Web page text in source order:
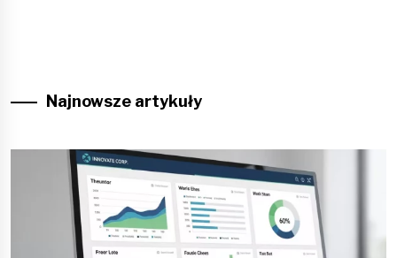
Najnowsze artykuły